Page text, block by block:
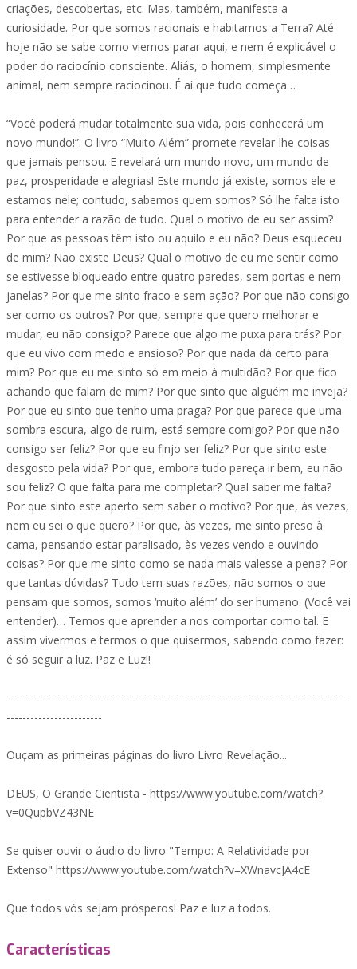
criações, descobertas, etc. Mas, também, manifesta a
curiosidade. Por que somos racionais e habitamos a Terra? Até
hoje não se sabe como viemos parar aqui, e nem é explicável o
poder do raciocínio consciente. Aliás, o homem, simplesmente
animal, nem sempre raciocinou. É aí que tudo começa…
“Você poderá mudar totalmente sua vida, pois conhecerá um
novo mundo!”. O livro “Muito Além” promete revelar-lhe coisas
que jamais pensou. E revelará um mundo novo, um mundo de
paz, prosperidade e alegrias! Este mundo já existe, somos ele e
estamos nele; contudo, sabemos quem somos? Só lhe falta isto
para entender a razão de tudo. Qual o motivo de eu ser assim?
Por que as pessoas têm isto ou aquilo e eu não? Deus esqueceu
de mim? Não existe Deus? Qual o motivo de eu me sentir como
se estivesse bloqueado entre quatro paredes, sem portas e nem
janelas? Por que me sinto fraco e sem ação? Por que não consigo
ser como os outros? Por que, sempre que quero melhorar e
mudar, eu não consigo? Parece que algo me puxa para trás? Por
que eu vivo com medo e ansioso? Por que nada dá certo para
mim? Por que eu me sinto só em meio à multidão? Por que fico
achando que falam de mim? Por que sinto que alguém me inveja?
Por que eu sinto que tenho uma praga? Por que parece que uma
sombra escura, algo de ruim, está sempre comigo? Por que não
consigo ser feliz? Por que eu finjo ser feliz? Por que sinto este
desgosto pela vida? Por que, embora tudo pareça ir bem, eu não
sou feliz? O que falta para me completar? Qual saber me falta?
Por que sinto este aperto sem saber o motivo? Por que, às vezes,
nem eu sei o que quero? Por que, às vezes, me sinto preso à
cama, pensando estar paralisado, às vezes vendo e ouvindo
coisas? Por que me sinto como se nada mais valesse a pena? Por
que tantas dúvidas? Tudo tem suas razões, não somos o que
pensam que somos, somos ‘muito além’ do ser humano. (Você vai
entender)… Temos que aprender a nos comportar como tal. E
assim vivermos e termos o que quisermos, sabendo como fazer:
é só seguir a luz. Paz e Luz!!
--------------------------------------------------------------------------------------
------------------------
Ouçam as primeiras páginas do livro Livro Revelação...
DEUS, O Grande Cientista - https://www.youtube.com/watch?
v=0QupbVZ43NE
Se quiser ouvir o áudio do livro "Tempo: A Relatividade por
Extenso" https://www.youtube.com/watch?v=XWnavcJA4cE
Que todos vós sejam prósperos! Paz e luz a todos.
Características